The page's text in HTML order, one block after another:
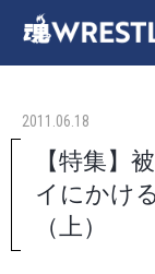
2011.06.18
【特集】
イにかけ
（上）